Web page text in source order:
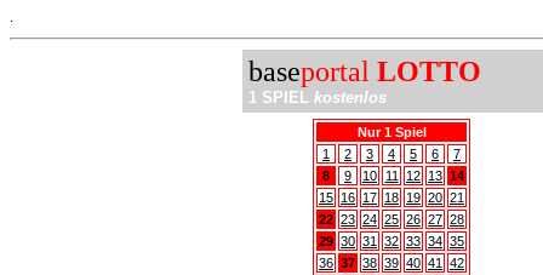
baseportal LOTTO
1 SPIEL kostenlos
Nur 1 Spiel
1
2 3 4 5 6
7
8
9 10 11 12 13 14
15 16 17 18 19 20 21
22 23 24 25 26 27 28
29 30 31 32 33 34 35
36 37 38 39 40 41
42